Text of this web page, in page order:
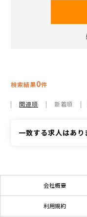
検索結果0件
関連順 新着順
一致する求人はあり
会社概要
利用規約